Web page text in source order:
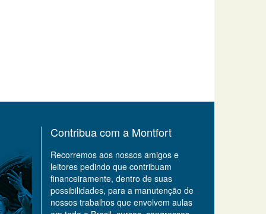
Contribua com a Montfort
Recorremos aos nossos amigos e
leitores pedindo que contribuam
financeiramente, dentro de suas
possibilidades, para a manutenção de
nossos trabalhos que envolvem aulas